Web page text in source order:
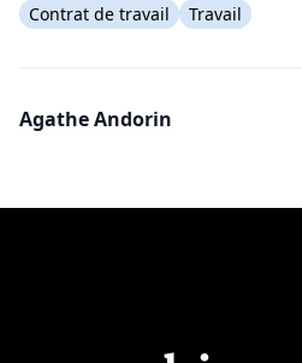
Contrat de travail Travail
Agathe Andorin